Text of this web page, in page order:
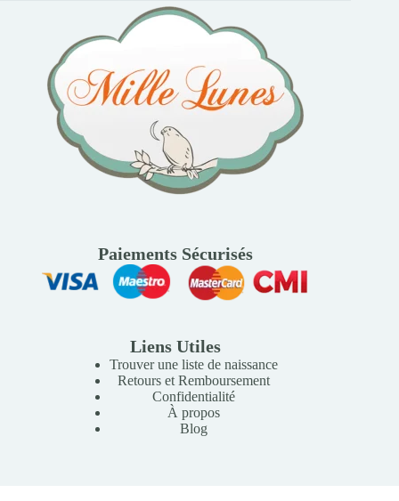
Paiements Sécurisés
Liens Utiles
Trouver une liste de naissance
Retours et Remboursement
Confidentialité
À propos
Blog